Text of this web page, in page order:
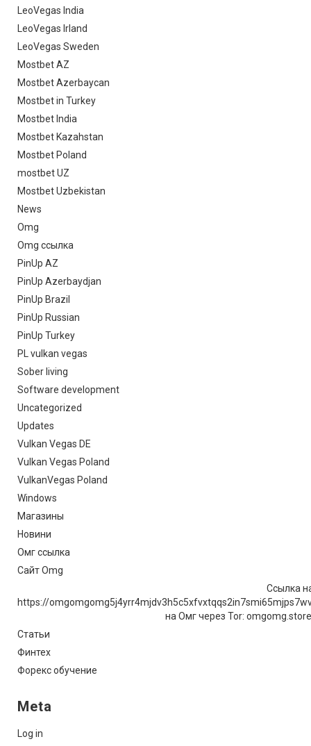
LeoVegas India
LeoVegas Irland
LeoVegas Sweden
Mostbet AZ
Mostbet Azerbaycan
Mostbet in Turkey
Mostbet India
Mostbet Kazahstan
Mostbet Poland
mostbet UZ
Mostbet Uzbekistan
News
Omg
Omg ссылка
PinUp AZ
PinUp Azerbaydjan
PinUp Brazil
PinUp Russian
PinUp Turkey
PL vulkan vegas
Sober living
Software development
Uncategorized
Updates
Vulkan Vegas DE
Vulkan Vegas Poland
VulkanVegas Poland
Windows
Магазины
Новини
Омг ссылка
Сайт Omg
Ссылка
https://
на Омг через Tor:
Статьи
Финтех
Форекс обучение
Meta
Log in